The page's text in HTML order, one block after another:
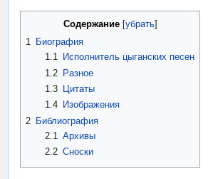
навигации
Содержание
1 Биография
1.1
Исполнитель цыганских песен
1.2
Разное
1.3
Цитаты
1.4
Изображения
2 Библиография
2.1
Архивы
2.2 Сноски